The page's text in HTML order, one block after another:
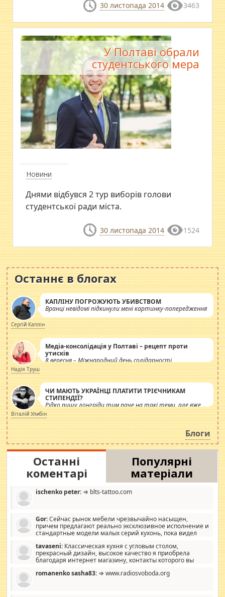
30 листопада 2014 3463
Новини
У Полтаві обрали
студентського мера
Днями відбувся 2 тур виборів голови
студентської ради міста.
30 листопада 2014 1524
Останнє в блогах
КАПЛІНУ ПОГРОЖУЮТЬ УБИВСТВОМ
Вранці невідомі підкинули мені картинку-попередження
Сергій Каплін
Медіа-консолідація у Полтаві – рецепт проти
утисків
8 вересня – Міжнародний день солідарності
журналістів.
Надія Труш
ЧИ МАЮТЬ УКРАЇНЦІ ПЛАТИТИ ТРІЄЧНИКАМ
СТИПЕНДІЇ?
Рідко пишу лонгріди тим паче на такі теми, але вже
просто дістало! Обурюють сьогоднішні інсенуації
навколо стипендіального питання. Штучно
роздувається ще одна соціальна катастрофа.
Віталій Улибін
Блоги
Останні
коментарі
Популярні
матеріали
ischenko peter: ⇒ blts-tattoo.com
Gor:Сейчас рынок мебели чрезвычайно насыщен,
причем предлагают реально эксклюзивное исполнение и
стандартные модели малых серий кухонь, пока видел
стандартные формы, в MebelOk, креативненько и что главное -
со вкусом все в порядке, без ненужных наворотов удорожающих
мебель, а это не последний фактор.
tavaseni: Классическая кухня с угловым столом,
прекрасный дизайн, высокое качество я приобрела
благодаря интернет магазину, контакты которого вы
romanenko sasha83: ⇒ www.radiosvoboda.org